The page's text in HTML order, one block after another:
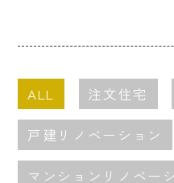
ALL 注文住宅
戸建リノベーション
マンションリノベー